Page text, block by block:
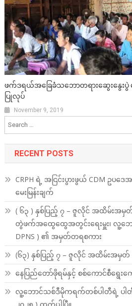
ဖက်ဒရယ်အခြေခံသဘောတရားဆွေးနွေးပွဲ
ပြုလုပ်
November 9, 2019
RECENT POSTS
CRPH ရဲ့ အငြင်းပွားဖွယ် CDM ဥပဒ
မေးမြန်းချက်
( ၆၃ ) နှစ်ပြည့် ၇ – ဇူလိုင် အထိမ်းအမှတ်
တွဲဖက်အထွေထွေအတွင်းရေးမှူး၊ လူ့ဘ
DPNS ) ၏ အမှတ်တရစကား
(၆၃) နှစ်ပြည့် ၇ – ဇူလိုင် အထိမ်းအမှ
နေပြည်တော်ဖိုရမ်နှင့် စစ်ကောင်စီရွေး
လူ့ဘောင်သစ်ဒီမိုကရက်တစ်ပါတီရဲ့ ပါတီစ
၂၀၂၅ ) ထွက်ပါပြီ။